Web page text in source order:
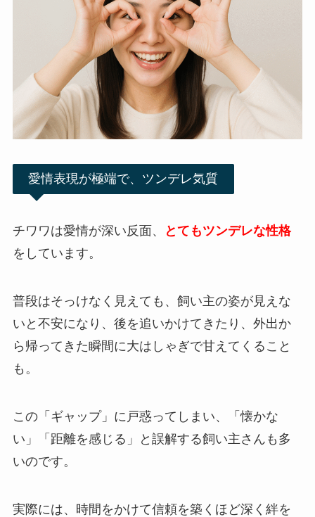
愛情表現が極端で、ツンデレ気質
チワワは愛情が深い反面、
とてもツンデレな性格
をしています。
普段はそっけなく見えても、飼い主の姿が見えな
いと不安になり、後を追いかけてきたり、外出か
ら帰ってきた瞬間に大はしゃぎで甘えてくること
も。
この「ギャップ」に戸惑ってしまい、「懐かな
い」「距離を感じる」と誤解する飼い主さんも多
いのです。
実際には、時間をかけて信頼を築くほど深く絆を